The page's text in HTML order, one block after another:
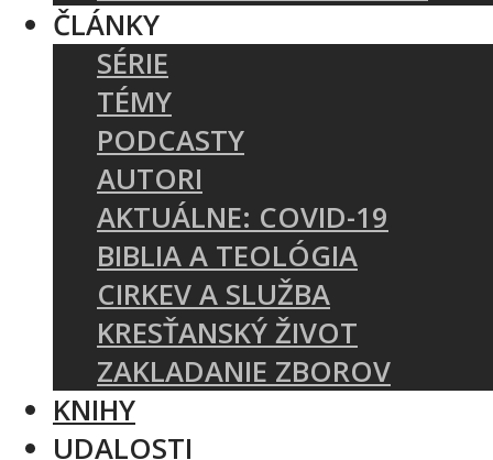
ČLÁNKY
SÉRIE
TÉMY
PODCASTY
AUTORI
AKTUÁLNE: COVID-19
BIBLIA A TEOLÓGIA
CIRKEV A SLUŽBA
KRESŤANSKÝ ŽIVOT
ZAKLADANIE ZBOROV
KNIHY
UDALOSTI